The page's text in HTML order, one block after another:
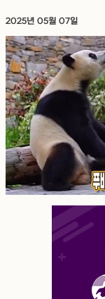
2025년 05월 07일